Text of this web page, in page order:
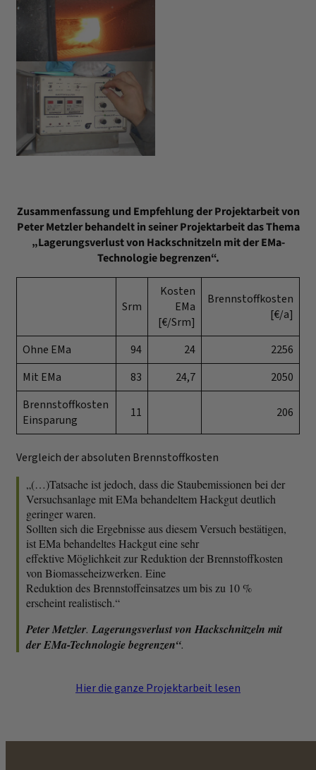
Zusammenfassung und Empfehlung der Projektarbeit von
Peter Metzler behandelt in seiner Projektarbeit das Thema
„Lagerungsverlust von Hackschnitzeln mit der EMa-
Technologie begrenzen“.
Srm
Kosten
EMa
[€/Srm]
Brennstoffkosten
[€/a]
Ohne EMa 94 24
2256
Mit EMa
83 24,7
2050
Brennstoffkosten
Einsparung
11 206
Vergleich der absoluten Brennstoffkosten
„(…)Tatsache ist jedoch, dass die Staubemissionen bei der
Versuchsanlage mit EMa behandeltem Hackgut deutlich
geringer waren.
Sollten sich die Ergebnisse aus diesem Versuch bestätigen,
ist EMa behandeltes Hackgut eine sehr
effektive Möglichkeit zur Reduktion der Brennstoffkosten
von Biomasseheizwerken. Eine
Reduktion des Brennstoffeinsatzes um bis zu 10 %
erscheint realistisch.“
Peter Metzler. Lagerungsverlust von Hackschnitzeln mit
der EMa-Technologie begrenzen“.
Hier die ganze Projektarbeit lesen